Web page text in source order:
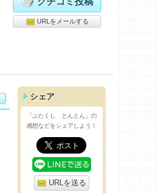
URLをメールする
シェア
「ぶたくし とんとん」の
感想などをシェアしよう！
URLを送る